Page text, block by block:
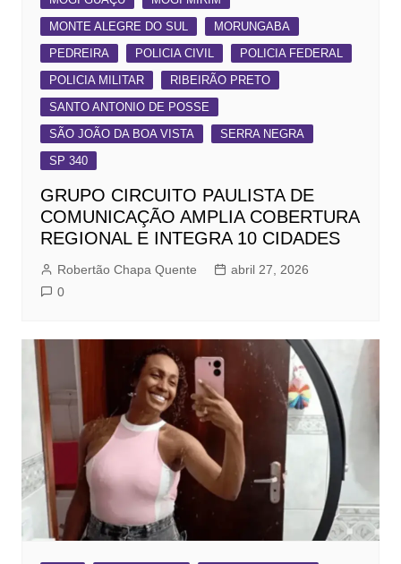
MONTE ALEGRE DO SUL
MORUNGABA
PEDREIRA
POLICIA CIVIL
POLICIA FEDERAL
POLICIA MILITAR
RIBEIRÃO PRETO
SANTO ANTONIO DE POSSE
SÃO JOÃO DA BOA VISTA
SERRA NEGRA
SP 340
GRUPO CIRCUITO PAULISTA DE
COMUNICAÇÃO AMPLIA COBERTURA
REGIONAL E INTEGRA 10 CIDADES
Robertão Chapa Quente
abril 27, 2026
0